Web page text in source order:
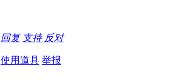
回复 支持 反对
使用道具 举报